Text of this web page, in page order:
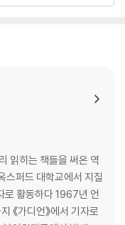
읽히는 책들을 써온 역
스퍼드 대학교에서 지질
로 활동하다 1967년 언
《가디언》에서 기자로